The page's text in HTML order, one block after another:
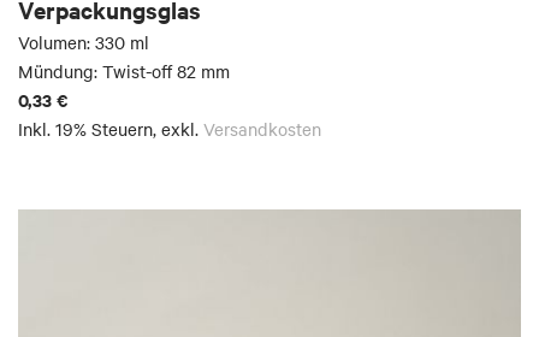
Verpackungsglas
Volumen: 330 ml
Mündung: Twist-off 82 mm
0,33 €
Inkl. 19% Steuern, exkl. Versandkosten